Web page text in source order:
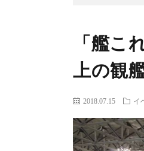
「艦こ
上の観
2018.07.15 イ